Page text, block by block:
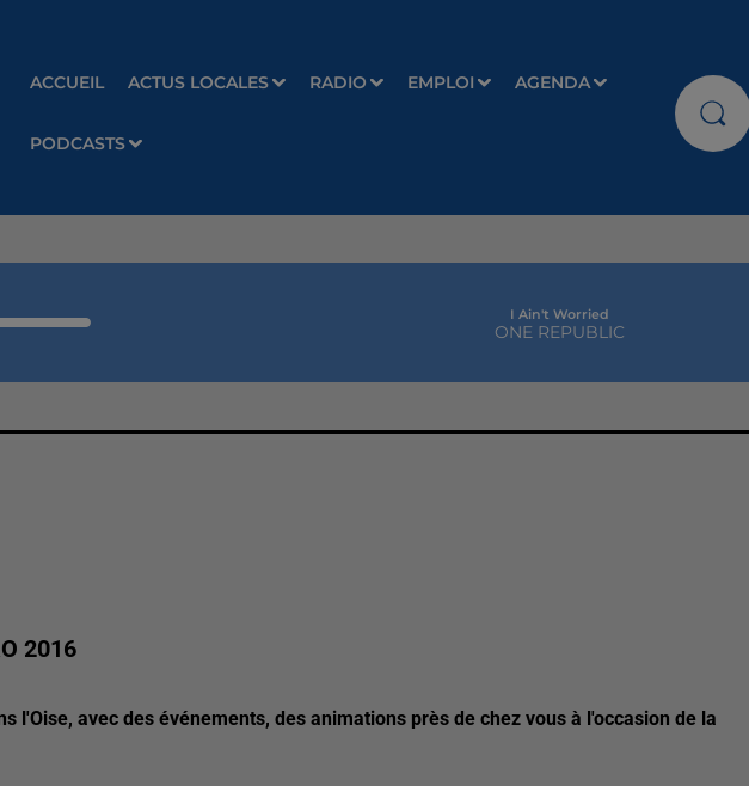
ACCUEIL ACTUS LOCALES RADIO EMPLOI AGENDA
PODCASTS
I Ain't Worried
ONE REPUBLIC
2016
l'Oise, avec des événements, des animations près de chez vous à l'occasion de la